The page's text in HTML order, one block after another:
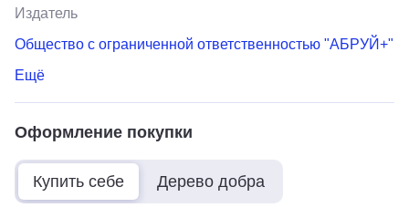
Издатель
Общество с ограниченной ответственностью "АБРУЙ+"
Ещё
Оформление покупки
Купить себе Дерево добра